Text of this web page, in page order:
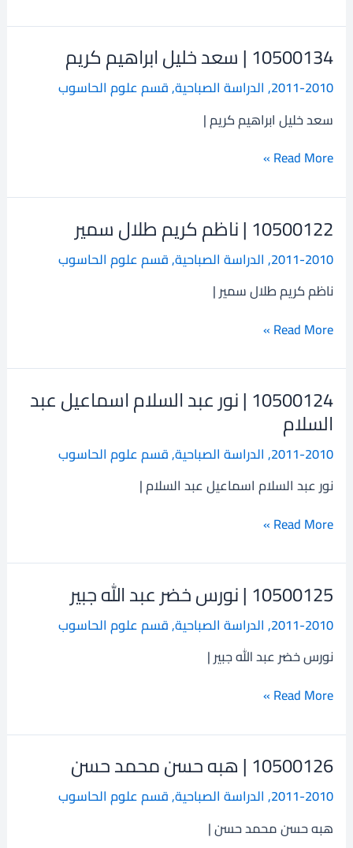
10500134 | سعد خليل ابراهيم كريم
2011-2010
, الدراسة الصباحية,قسم علوم الحاسوب
سعد خليل ابراهيم كريم |
10500134
سعد
خليل
ابراهيم
كريم
Read More »
10500122 | ناظم كريم طلال سمير
2011-2010
, الدراسة الصباحية,قسم علوم الحاسوب
ناظم كريم طلال سمير |
10500122
ناظم
كريم
طلال
سمير
Read More »
10500124 | نور عبد السلام اسماعيل عبد
السلام
2011-2010
, الدراسة الصباحية,قسم علوم الحاسوب
نور عبد السلام اسماعيل عبد السلام |
10500124
|
نور
عبد
اسماعيل
السلام
Read More »
10500125 | نورس خضر عبد الله جبير
2011-2010
, الدراسة الصباحية,قسم علوم الحاسوب
نورس خضر عبد الله جبير |
10500125
نورس
خضر
عبد
الله
جبير
Read More »
10500126 | هبه حسن محمد حسن
2011-2010
, الدراسة الصباحية,قسم علوم الحاسوب
هبه حسن محمد حسن |
10500126
هبه
حسن
محمد